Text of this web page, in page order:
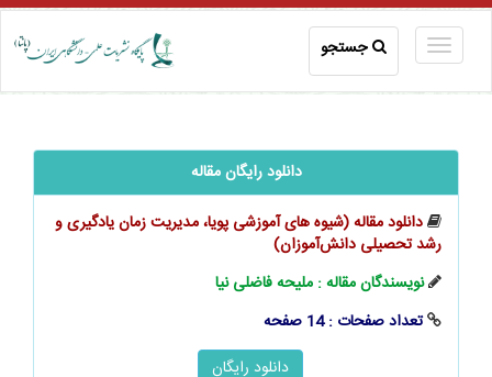
جستجو
دانلود رایگان مقاله
دانلود مقاله (شیوه‌ های آموزشی پویا، مدیریت زمان یادگیری و
رشد تحصیلی دانش‌آموزان)
نویسندگان مقاله : ملیحه فاضلی‌ نیا
تعداد صفحات : 14 صفحه